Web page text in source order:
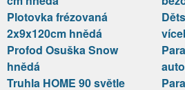
Plotovka frézovaná
2x9x120cm hnědá
Profod Osuška Snow
hnědá
Truhla HOME 90 světle